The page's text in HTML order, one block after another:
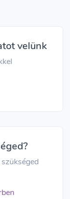
velünk